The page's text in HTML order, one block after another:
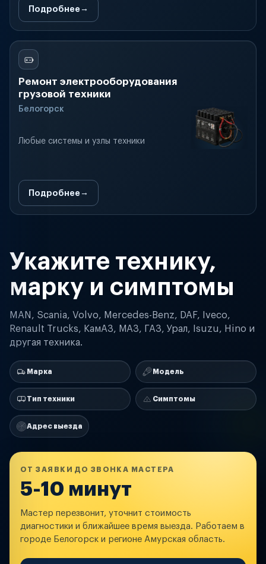
Подробнее
Ремонт электрооборудования
грузовой техники
Белогорск
Любые системы и узлы техники
Подробнее
Укажите технику,
марку и симптомы
MAN, Scania, Volvo, Mercedes-Benz, DAF, Iveco,
Renault Trucks, КамАЗ, МАЗ, ГАЗ, Урал, Isuzu, Hino и
другая техника.
Марка Модель
Тип техники Симптомы
Адрес выезда
ОТ ЗАЯВКИ ДО ЗВОНКА МАСТЕРА
5-10 минут
Мастер перезвонит, уточнит стоимость
диагностики и ближайшее время выезда. Работаем в
городе Белогорск и регионе Амурская область.